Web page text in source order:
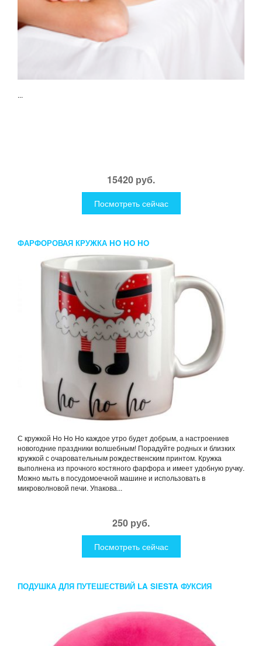
...
15420 руб.
Посмотреть сейчас
ФАРФОРОВАЯ КРУЖКА HO HO HO
С кружкой Ho Ho Ho каждое утро будет добрым, а настроениев
новогодние праздники волшебным! Порадуйте родных и близких
кружкой с очаровательным рождественским принтом. Кружка
выполнена из прочного костяного фарфора и имеет удобную ручку.
Можно мыть в посудомоечной машине и использовать в
микроволновой печи. Упакова...
250 руб.
Посмотреть сейчас
ПОДУШКА ДЛЯ ПУТЕШЕСТВИЙ LA SIESTA ФУКСИЯ